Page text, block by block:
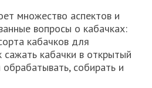
множество аспектов и
вопросы о кабачках:
кабачков для
сажать кабачки в открытый
обрабатывать, собирать и